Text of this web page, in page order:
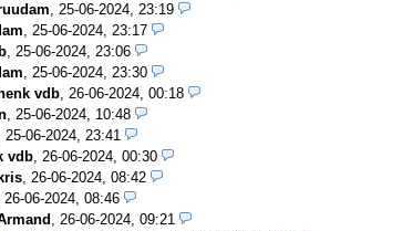
, 25-06-2024, 23:19
, 25-06-2024, 23:17
, 25-06-2024, 23:06
, 25-06-2024, 23:30
henk vdb, 26-06-2024, 00:18
, 25-06-2024, 10:48
25-06-2024, 23:41
vdb, 26-06-2024, 00:30
kris, 26-06-2024, 08:42
26-06-2024, 08:46
, 26-06-2024, 09:21